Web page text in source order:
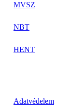
MVSZ
NBT
HENT
Adatvédelem